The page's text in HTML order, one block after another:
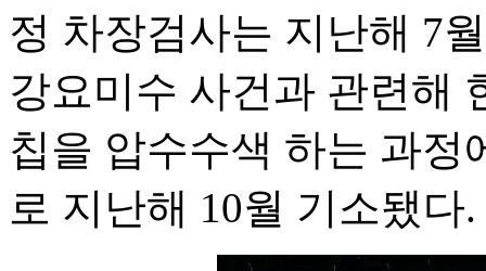
정 차장검사는 지난해 7
강요미수 사건과 관련해
칩을 압수수색 하는 과정
로 지난해 10월 기소됐다.